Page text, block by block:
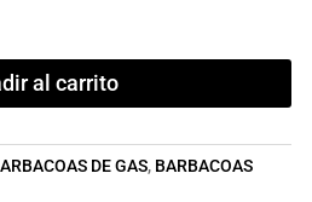
al carrito
DE GAS, BARBACOAS